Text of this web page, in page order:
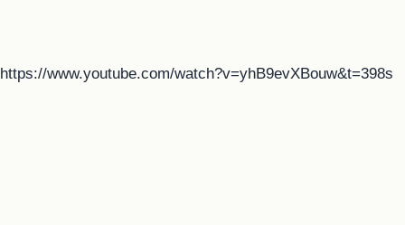
https://www.youtube.com/watch?v=yhB9evXBouw&t=398s